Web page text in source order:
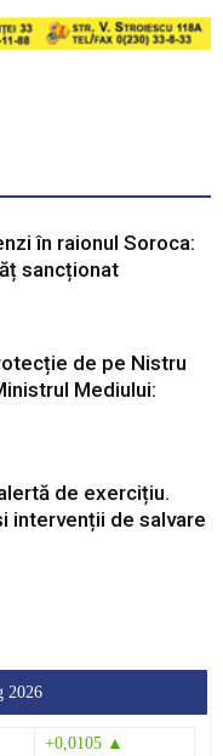
în raionul Soroca:
sancționat
de pe Nistru
Mediului:
de exercițiu.
intervenții de salvare
2026
+0,0105 ▲